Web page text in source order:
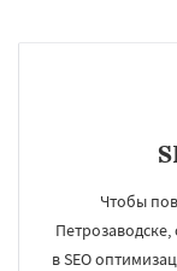
Чтобы
в SEO